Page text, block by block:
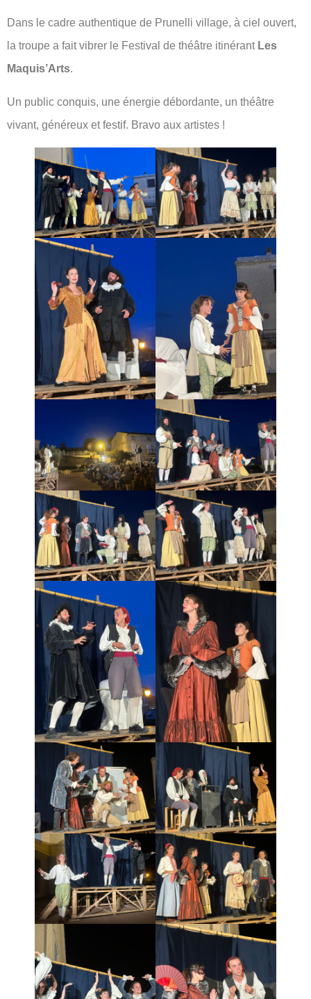
Dans le cadre authentique de Prunelli village, à ciel ouvert,
la troupe a fait vibrer le Festival de théâtre itinérant Les
Maquis’Arts.
Un public conquis, une énergie débordante, un théâtre
vivant, généreux et festif. Bravo aux artistes !